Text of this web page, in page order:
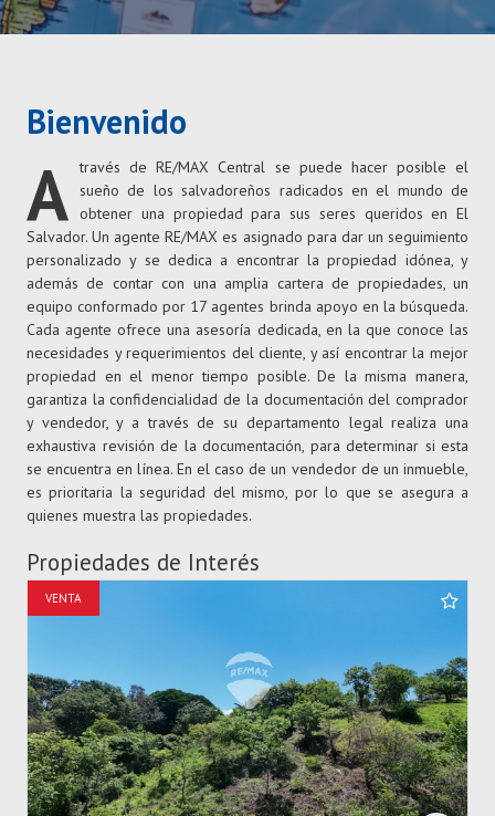
Bienvenido
A través de RE/MAX Central se puede hacer posible el
sueño de los salvadoreños radicados en el mundo de
obtener una propiedad para sus seres queridos en El
Salvador. Un agente RE/MAX es asignado para dar un seguimiento
personalizado y se dedica a encontrar la propiedad idónea, y
además de contar con una amplia cartera de propiedades, un
equipo conformado por 17 agentes brinda apoyo en la búsqueda.
Cada agente ofrece una asesoría dedicada, en la que conoce las
necesidades y requerimientos del cliente, y así encontrar la mejor
propiedad en el menor tiempo posible. De la misma manera,
garantiza la confidencialidad de la documentación del comprador
y vendedor, y a través de su departamento legal realiza una
exhaustiva revisión de la documentación, para determinar si esta
se encuentra en línea. En el caso de un vendedor de un inmueble,
es prioritaria la seguridad del mismo, por lo que se asegura a
quienes muestra las propiedades.
Propiedades de Interés
VENTA